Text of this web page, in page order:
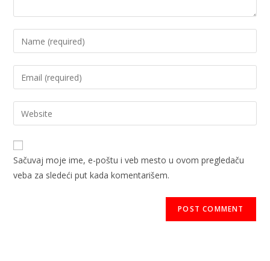
Sačuvaj moje ime, e-poštu i veb mesto u ovom pregledaču
veba za sledeći put kada komentarišem.